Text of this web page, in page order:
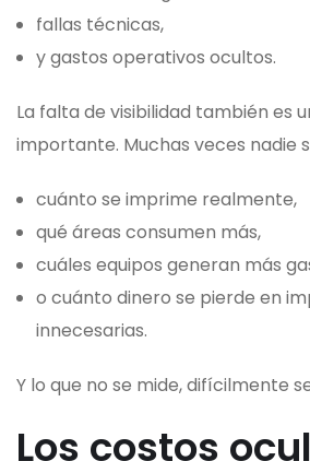
fallas técnicas,
y gastos operativos ocultos.
La falta de visibilidad también es
importante. Muchas veces nadie
cuánto se imprime realmente,
qué áreas consumen más,
cuáles equipos generan más
o cuánto dinero se pierde en
innecesarias.
Y lo que no se mide, difícilmente
Los costos